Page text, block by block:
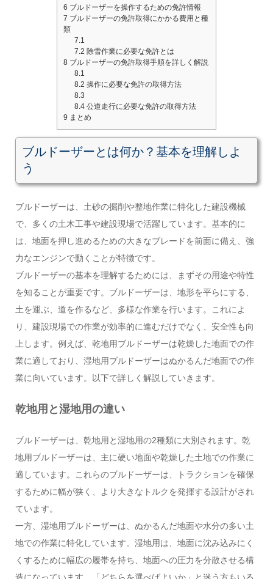
6 ブルドーザーを操作するための免許情報
7 ブルドーザーの免許取得にかかる費用と種
類
7.1
7.2 除雪作業に必要な免許とは
8 ブルドーザーの免許取得手順を詳しく解説
8.1
8.2 操作に必要な免許の取得方法
8.3
8.4 公道走行に必要な免許の取得方法
9 まとめ
ブルドーザーとは何か？基本を理解しよ
う
ブルドーザーは、土砂の掘削や整地作業に特化した建設機械
で、多くの土木工事や建設現場で活躍しています。基本的に
は、地面を押し進めるための大きなブレードを前面に備え、強
力なエンジンで動くことが特徴です。
ブルドーザーの基本を理解するためには、まずその用途や特性
を知ることが重要です。ブルドーザーは、地形を平らにする、
土を運ぶ、道を作るなど、多様な作業を行います。これによ
り、建設現場での作業が効率的に進むだけでなく、安全性も向
上します。例えば、乾地用ブルドーザーは乾燥した地面での作
業に適しており、湿地用ブルドーザーはぬかるんだ地面での作
業に向いています。以下で詳しく解説していきます。
乾地用と湿地用の違い
ブルドーザーは、乾地用と湿地用の2種類に大別されます。乾
地用ブルドーザーは、主に硬い地面や乾燥した土地での作業に
適しています。これらのブルドーザーは、トラクションを確保
するために幅が狭く、より大きなトルクを発揮する設計がされ
ています。
一方、湿地用ブルドーザーは、ぬかるんだ地面や水分の多い土
地での作業に特化しています。湿地用は、地面に沈み込みにく
くするために幅広の履帯を持ち、地面への圧力を分散させる構